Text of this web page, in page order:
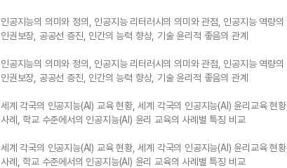
인공지능의 의미와 정의, 인공지능 리터러시의 의미와 관점, 인공지능 역량의
인권보장, 공공선 증진, 인간의 능력 향상, 기술 윤리적 좋음의 관계
인공지능의 의미와 정의, 인공지능 리터러시의 의미와 관점, 인공지능 역량의
인권보장, 공공선 증진, 인간의 능력 향상, 기술 윤리적 좋음의 관계
세계 각국의 인공지능(AI) 교육 현황, 세계 각국의 인공지능(AI) 윤리교육 현
사례, 학교 수준에서의 인공지능(AI) 윤리 교육의 사례별 특징 비교
세계 각국의 인공지능(AI) 교육 현황, 세계 각국의 인공지능(AI) 윤리교육 현
사례, 학교 수준에서의 인공지능(AI) 윤리 교육의 사례별 특징 비교